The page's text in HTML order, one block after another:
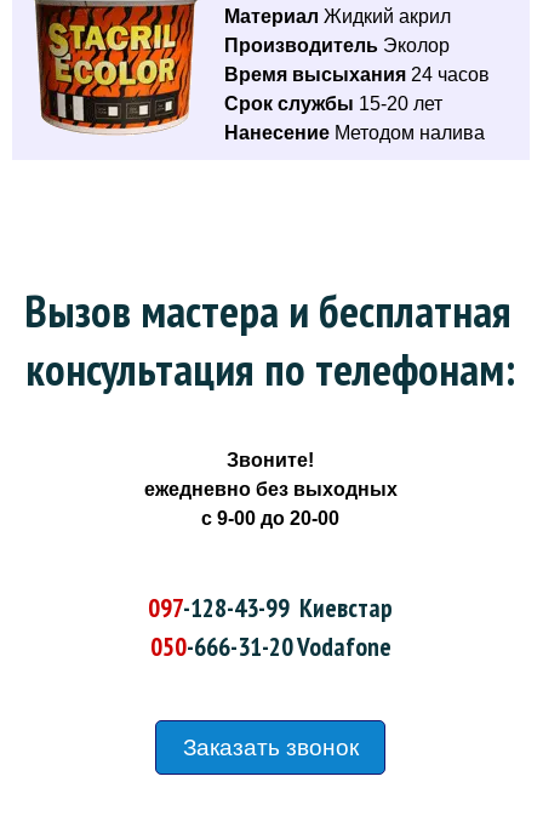
Материал Жидкий акрил
Производитель Эколор
Время высыхания 24 часов
Срок службы 15-20 лет
Нанесение Методом налива
Вызов мастера и бесплатная
консультация по телефонам:
Звоните!
ежедневно без выходных
с 9-00 до 20-00
097-128-43-99 Киевстар
050-666-31-20Vodafone
Заказать звонок